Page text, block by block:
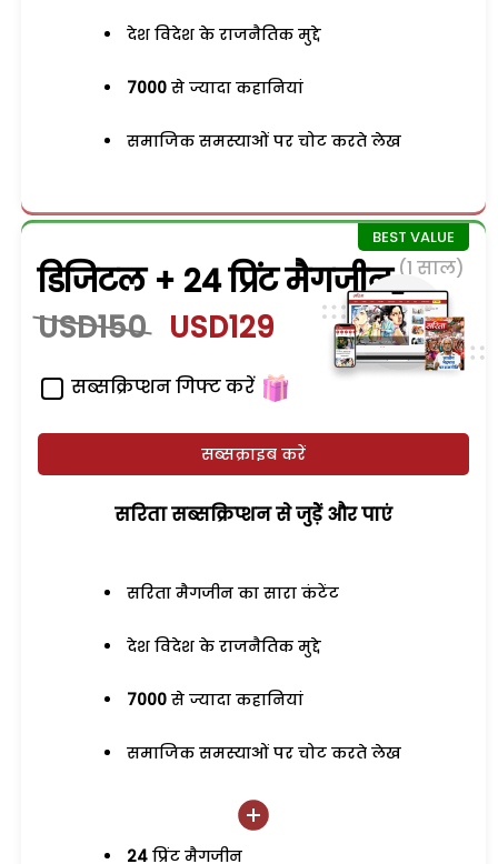
देश विदेश के राजनैतिक मुद्दे
7000 से ज्यादा कहानियां
समाजिक समस्याओं पर चोट करते लेख
डिजिटल + 24 प्रिंट मैगजीन (1 साल)
USD150 USD129
सब्सक्रिप्शन गिफ्ट करें
सब्सक्राइब करें
सरिता सब्सक्रिप्शन से जुड़ेें और पाएं
सरिता मैगजीन का सारा कंटेंट
देश विदेश के राजनैतिक मुद्दे
7000 से ज्यादा कहानियां
समाजिक समस्याओं पर चोट करते लेख
24 प्रिंट मैगजीन